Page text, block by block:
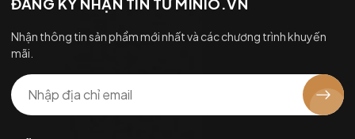
Nhận thông tin sản phẩm mới nhất và các chương trình khuyến
mãi.